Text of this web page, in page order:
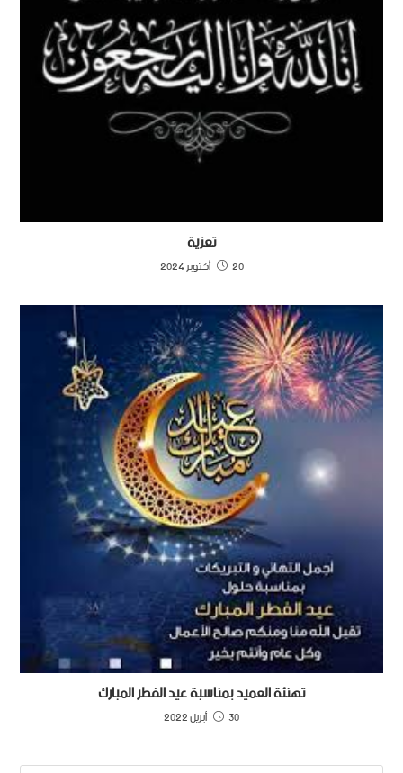
تعزية
20 أكتوبر 2024
تهنئة العميد بمناسبة عيد الفطر المبارك
30 أبريل 2022